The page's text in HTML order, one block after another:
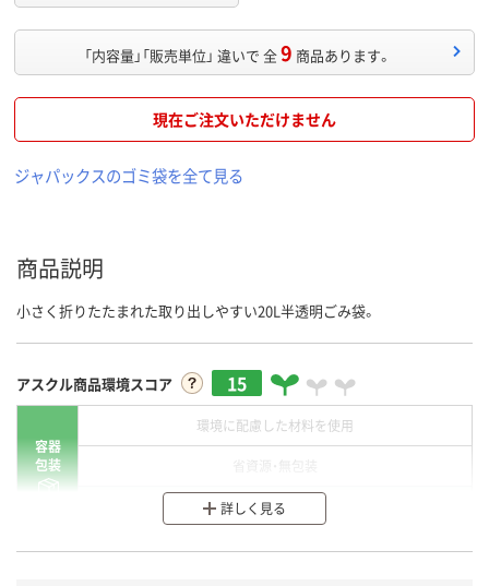
「内容量」「販売単位」 違いで 全9 商品あります。
現在ご注文いただけません
ジャパックスのゴミ袋を全て見る
商品説明
小さく折りたたまれた取り出しやすい20L半透明ごみ袋。
アスクル商品環境スコア 15
容器
包装
環境に配慮した材料を使用
分別・リサイクルしやすい設計
詳しく見る